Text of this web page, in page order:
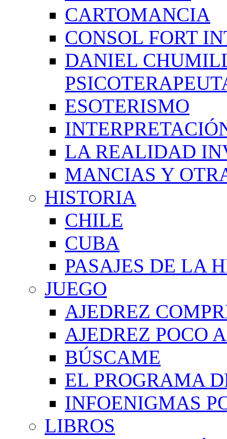
CARTOMANCIA
CONSOL FORT
DANIEL
ESOTERISMO
LA REALIDAD
MANCIAS Y
HISTORIA
CHILE
CUBA
PASAJES DE LA
JUEGO
AJEDREZ
AJEDREZ POCO
BÚSCAME
EL PROGRAMA
INFOENIGMAS
LIBROS